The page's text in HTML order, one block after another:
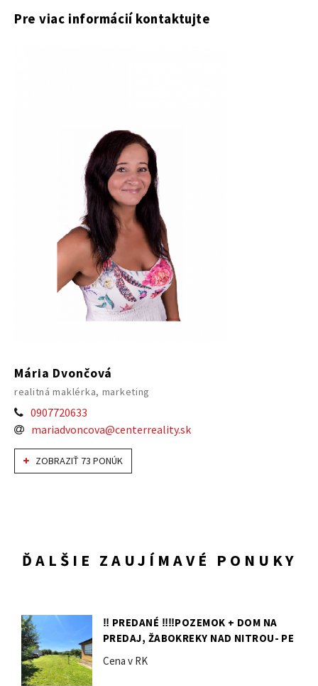
Pre viac informácií kontaktujte
Mária Dvončová
realitná maklérka, marketing
0907720633
mariadvoncova@centerreality.sk
ZOBRAZIŤ 73 PONÚK
ĎALŠIE ZAUJÍMAVÉ PONUKY
‼️ PREDANÉ ‼️‼️POZEMOK + DOM NA
PREDAJ, ŽABOKREKY NAD NITROU- PE
Cena v RK